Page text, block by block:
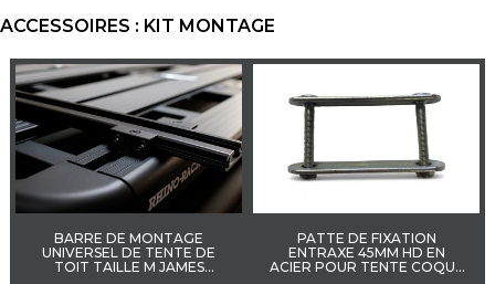
ACCESSOIRES : KIT MONTAGE
BARRE DE MONTAGE
UNIVERSEL DE TENTE DE
TOIT TAILLE M JAMES
PATTE DE FIXATION
ENTRAXE 45MM HD EN
ACIER POUR TENTE COQUE